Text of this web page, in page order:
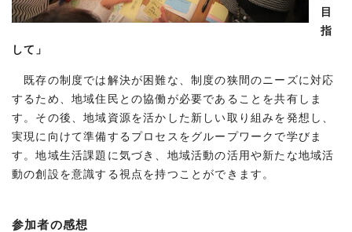
目
指
して」
既存の制度では解決が困難な、制度の狭間のニーズに対応
するため、地域住民との協働が必要であることを共有しま
す。その後、地域資源を活かした新しい取り組みを発想し、
実現に向けて準備するプロセスをグループワークで学びま
す。地域生活課題に気づき、地域活動の活用や新たな地域活
動の創設を意識する視点を持つことができます。
参加者の感想